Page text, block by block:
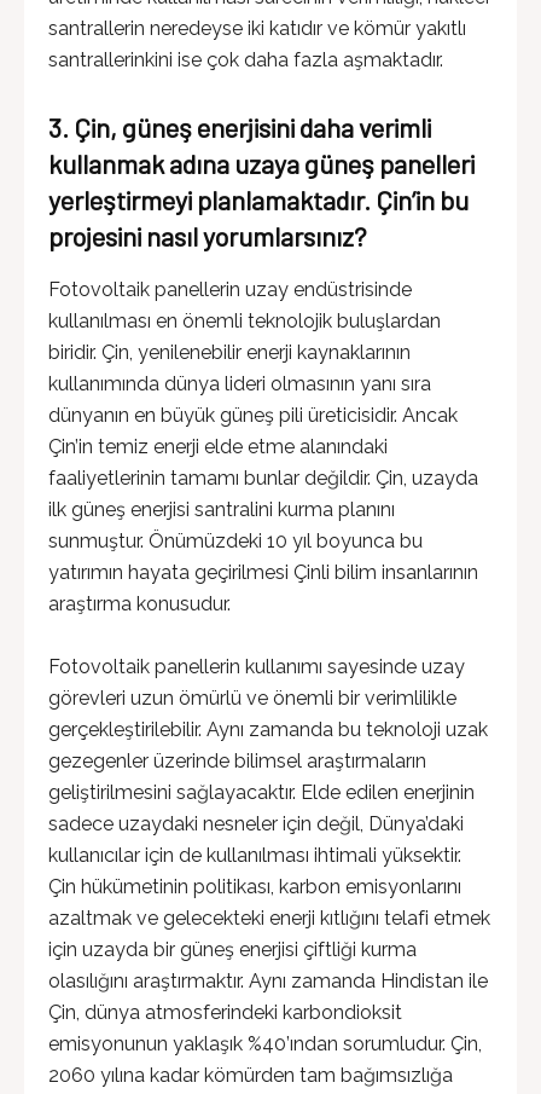
santrallerin neredeyse iki katıdır ve kömür yakıtlı
santrallerinkini ise çok daha fazla aşmaktadır.
3. Çin, güneş enerjisini daha verimli
kullanmak adına uzaya güneş panelleri
yerleştirmeyi planlamaktadır. Çin’in bu
projesini nasıl yorumlarsınız?
Fotovoltaik panellerin uzay endüstrisinde
kullanılması en önemli teknolojik buluşlardan
biridir. Çin, yenilenebilir enerji kaynaklarının
kullanımında dünya lideri olmasının yanı sıra
dünyanın en büyük güneş pili üreticisidir. Ancak
Çin’in temiz enerji elde etme alanındaki
faaliyetlerinin tamamı bunlar değildir. Çin, uzayda
ilk güneş enerjisi santralini kurma planını
sunmuştur. Önümüzdeki 10 yıl boyunca bu
yatırımın hayata geçirilmesi Çinli bilim insanlarının
araştırma konusudur.
Fotovoltaik panellerin kullanımı sayesinde uzay
görevleri uzun ömürlü ve önemli bir verimlilikle
gerçekleştirilebilir. Aynı zamanda bu teknoloji uzak
gezegenler üzerinde bilimsel araştırmaların
geliştirilmesini sağlayacaktır. Elde edilen enerjinin
sadece uzaydaki nesneler için değil, Dünya’daki
kullanıcılar için de kullanılması ihtimali yüksektir.
Çin hükümetinin politikası, karbon emisyonlarını
azaltmak ve gelecekteki enerji kıtlığını telafi etmek
için uzayda bir güneş enerjisi çiftliği kurma
olasılığını araştırmaktır. Aynı zamanda Hindistan ile
Çin, dünya atmosferindeki karbondioksit
emisyonunun yaklaşık %40’ından sorumludur. Çin,
2060 yılına kadar kömürden tam bağımsızlığa